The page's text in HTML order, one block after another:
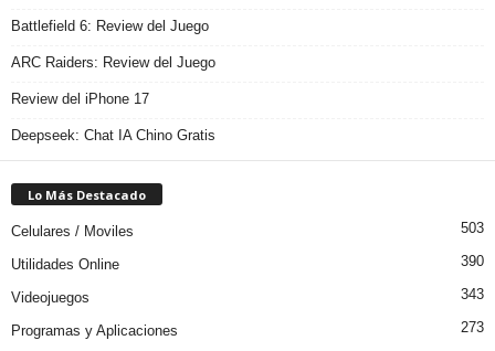
Battlefield 6: Review del Juego
ARC Raiders: Review del Juego
Review del iPhone 17
Deepseek: Chat IA Chino Gratis
Lo Más Destacado
Celulares / Moviles 503
Utilidades Online 390
Videojuegos 343
Programas y Aplicaciones 273